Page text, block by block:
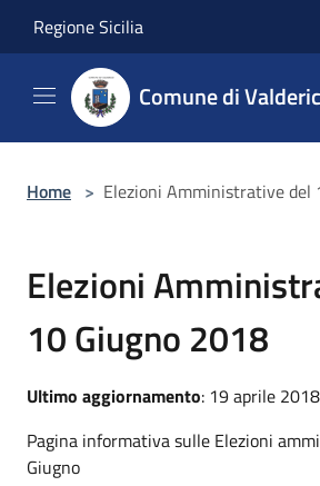
Regione Sicilia
Comune di
Home > Elezioni Amministrative del
Elezioni
10 Giugno 2018
Ultimo aggiornamento: 19 aprile
Pagina informativa sulle Elezioni
Giugno